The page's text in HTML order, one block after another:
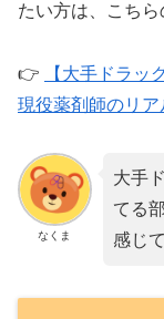
たい方は、こちら
👉
【大手ドラッ
現役薬剤師のリア
なくま
大手
てる
感じ